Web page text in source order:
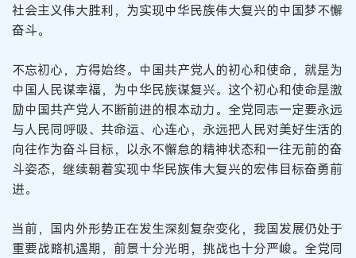
社会主义伟大胜利，为实现中华民族伟大复兴的中国梦不懈
奋斗。
不忘初心，方得始终。中国共产党人的初心和使命，就是为
中国人民谋幸福，为中华民族谋复兴。这个初心和使命是激
励中国共产党人不断前进的根本动力。全党同志一定要永远
与人民同呼吸、共命运、心连心，永远把人民对美好生活的
向往作为奋斗目标，以永不懈怠的精神状态和一往无前的奋
斗姿态，继续朝着实现中华民族伟大复兴的宏伟目标奋勇前
进。
当前，国内外形势正在发生深刻复杂变化，我国发展仍处于
重要战略机遇期，前景十分光明，挑战也十分严峻。全党同